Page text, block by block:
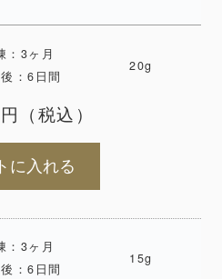
：3ヶ月
：6日間
20g
（税込）
に入れる
：3ヶ月
：6日間
15g